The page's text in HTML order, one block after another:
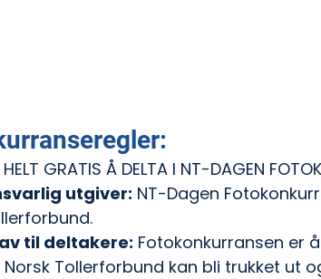
HELT GRATIS Å DELTA I NT-DAGEN
utgiver: NT-Dagen
til deltakere: Fotokonkurransen er
Norsk Tollerforbund kan bli trukket ut